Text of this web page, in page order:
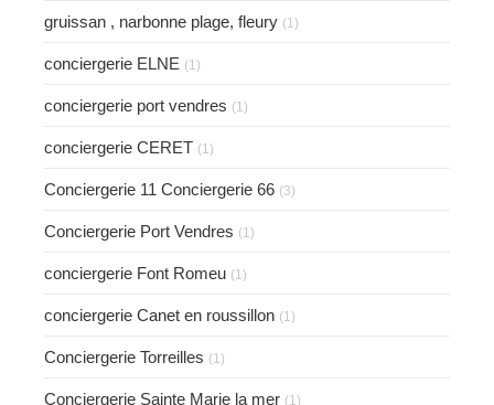
gruissan , narbonne plage, fleury (1)
conciergerie ELNE (1)
conciergerie port vendres (1)
conciergerie CERET (1)
Conciergerie 11 Conciergerie 66 (3)
Conciergerie Port Vendres (1)
conciergerie Font Romeu (1)
conciergerie Canet en roussillon (1)
Conciergerie Torreilles (1)
Conciergerie Sainte Marie la mer (1)